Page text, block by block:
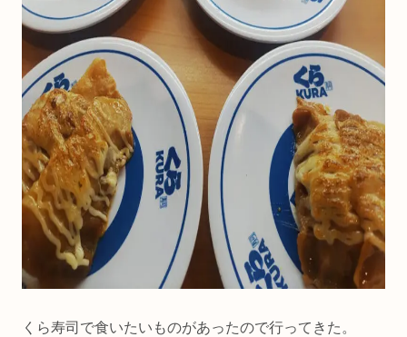
くら寿司で食いたいものがあったので行ってきた。